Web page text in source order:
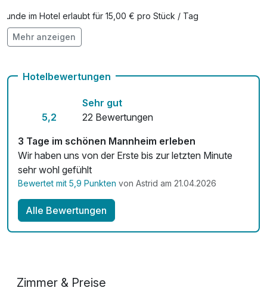
Hunde im Hotel erlaubt für 15,00 € pro Stück / Tag
Fitnessgeräte stehen bereit
Mit Hotelbar
Mehr anzeigen
Hotelbewertungen
5,2
Sehr gut
22 Bewertungen
3 Tage im schönen Mannheim erleben
Wir haben uns von der Erste bis zur letzten Minute
sehr wohl gefühlt
Bewertet mit 5,9 Punkten von Astrid am 21.04.2026
Alle Bewertungen
Zimmer & Preise